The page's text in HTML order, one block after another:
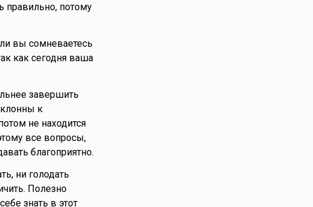
правильно, потому
вы сомневаетесь
как сегодня ваша
завершить
к
не находится
все вопросы,
благоприятно.
ни голодать
Полезно
знать в этот